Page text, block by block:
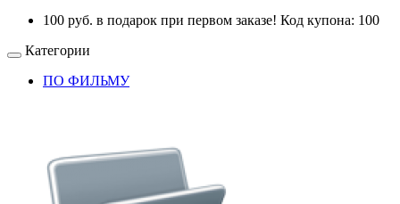
100 руб. в подарок при первом заказе! Код купона: 100
Категории
ПО ФИЛЬМУ